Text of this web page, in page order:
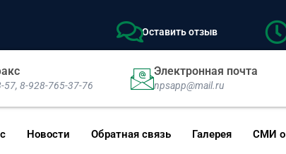
Оставить отзыв
57, 8-928-765-37-76
Электронная почта
npsapp@mail.ru
Новости Обратная связь Галерея СМИ о